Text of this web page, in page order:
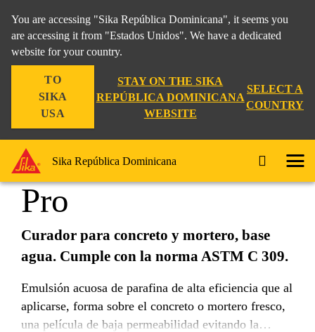
You are accessing "Sika República Dominicana", it seems you
are accessing it from "Estados Unidos". We have a dedicated
website for your country.
TO
SIKA
USA
STAY ON THE SIKA
REPÚBLICA DOMINICANA
WEBSITE
SELECT A
COUNTRY
Sika República Dominicana
Sika® Antisol®
Pro
Curador para concreto y mortero, base
agua. Cumple con la norma ASTM C 309.
Emulsión acuosa de parafina de alta eficiencia que al
aplicarse, forma sobre el concreto o mortero fresco,
una película de baja permeabilidad evitando la